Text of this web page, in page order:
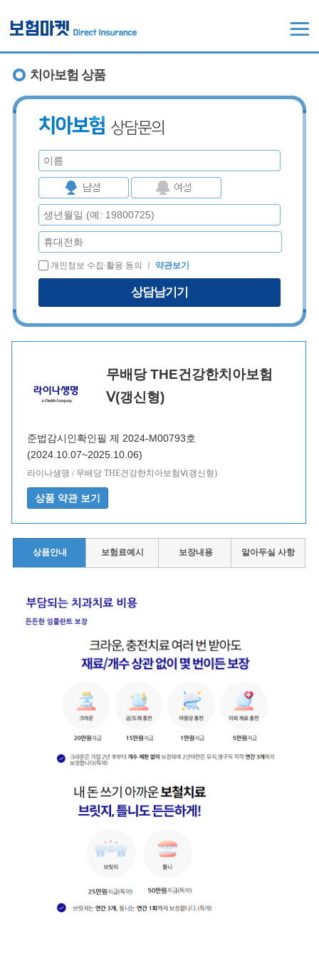
치아보험 상품
개인정보 수집∙활용 동의 ㅣ 약관보기
무배당 THE건강한치아보험
Ⅴ(갱신형)
준법감시인확인필 제 2024-M00793호
(2024.10.07~2025.10.06)
라이나생명 / 무배당 THE건강한치아보험Ⅴ(갱신형)
상품안내 보험료예시 보장내용 알아두실 사항